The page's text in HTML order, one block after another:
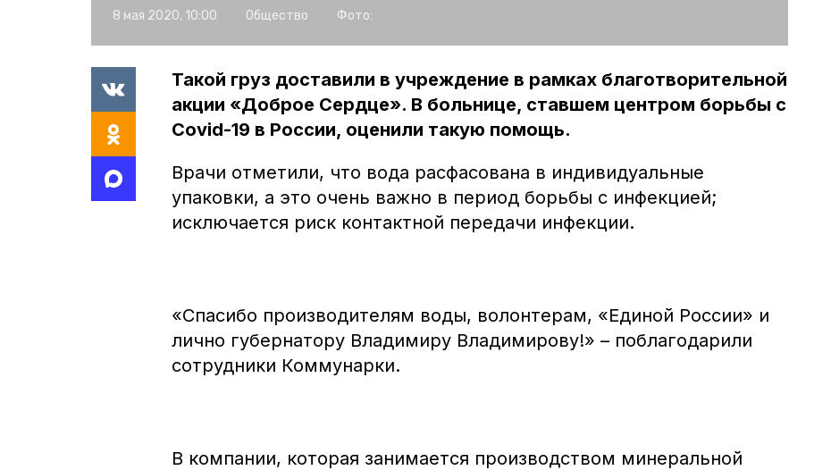
8 мая 2020, 10:00 Общество Фото:
Такой груз доставили в учреждение в рамках благотворительной
акции «Доброе Сердце». В больнице, ставшем центром борьбы с
Covid-19 в России, оценили такую помощь.
Врачи отметили, что вода расфасована в индивидуальные
упаковки, а это очень важно в период борьбы с инфекцией;
исключается риск контактной передачи инфекции.
«Спасибо производителям воды, волонтерам, «Единой России» и
лично губернатору Владимиру Владимирову!» – поблагодарили
сотрудники Коммунарки.
В компании, которая занимается производством минеральной